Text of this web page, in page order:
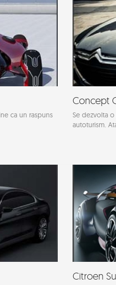
ca un raspuns
Concept
Se dezvolta
autoturism.
Citroen